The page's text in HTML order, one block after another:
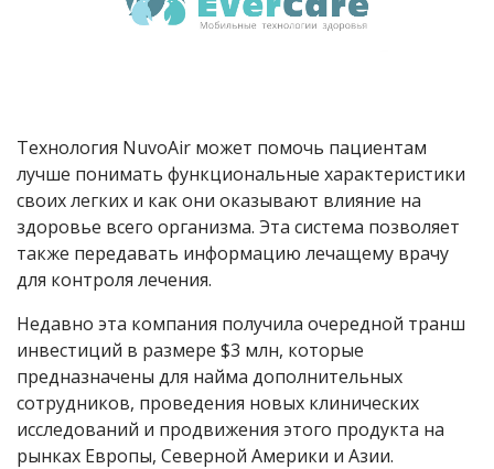
Технология NuvoAir может помочь пациентам
лучше понимать функциональные характеристики
своих легких и как они оказывают влияние на
здоровье всего организма. Эта система позволяет
также передавать информацию лечащему врачу
для контроля лечения.
Недавно эта компания получила очередной транш
инвестиций в размере $3 млн, которые
предназначены для найма дополнительных
сотрудников, проведения новых клинических
исследований и продвижения этого продукта на
рынках Европы, Северной Америки и Азии.